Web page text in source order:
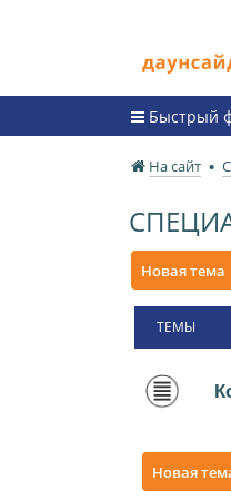
Быстрый
На сайт
Новая тема
ТЕМЫ
Новая